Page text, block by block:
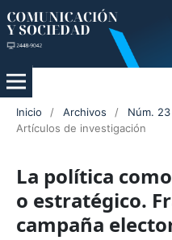
Inicio / Archivos / Núm.
Artículos de investigación
La política
o estratégico.
campaña